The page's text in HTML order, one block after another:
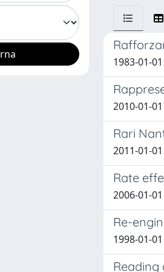
1983-01-
2010-01-
Rari
2011-01-
Rate
2006-01-
Re-
1998-01-